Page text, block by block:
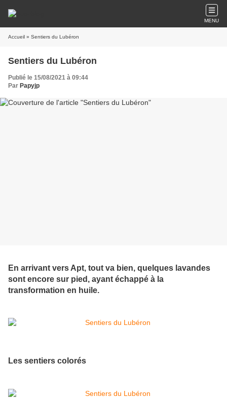
MENU
Accueil » Sentiers du Lubéron
Sentiers du Lubéron
Publié le 15/08/2021 à 09:44
Par Papyjp
En arrivant vers Apt, tout va bien, quelques lavandes
sont encore sur pied, ayant échappé à la
transformation en huile.
Les sentiers colorés